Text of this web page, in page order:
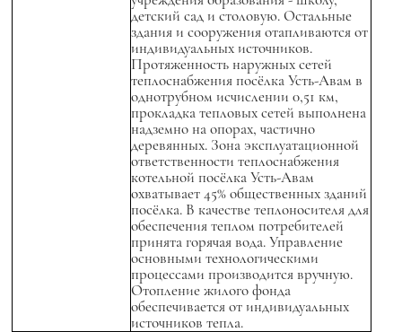
детский сад и столовую. Остальные
здания и сооружения отапливаются от
индивидуальных источников.
Протяженность наружных сетей
теплоснабжения посёлка Усть-Авам в
однотрубном исчислении 0,51 км,
прокладка тепловых сетей выполнена
надземно на опорах, частично
деревянных. Зона эксплуатационной
ответственности теплоснабжения
котельной посёлка Усть-Авам
охватывает 45% общественных зданий
посёлка. В качестве теплоносителя для
обеспечения теплом потребителей
принята горячая вода. Управление
основными технологическими
процессами производится вручную.
Отопление жилого фонда
обеспечивается от индивидуальных
источников тепла.